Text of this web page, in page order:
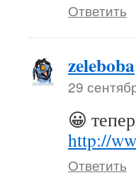
Ответить
zeleboba
29
😀
http://
Ответить